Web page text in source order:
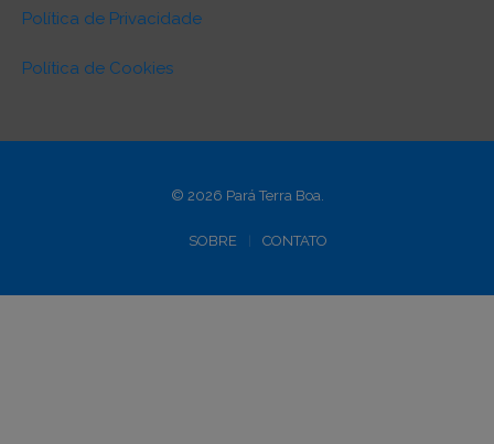
Política de Privacidade
Política de Cookies
© 2026 Pará Terra Boa.
SOBRE CONTATO